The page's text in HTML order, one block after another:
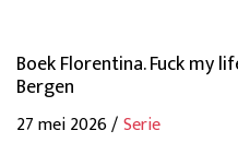
Boek Florentina. Fuck my
Bergen
27 mei 2026 /Serie